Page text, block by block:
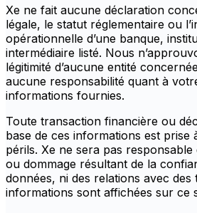
Xe ne fait aucune déclaration
légale, le statut réglementaire ou
opérationnelle d’une banque,
intermédiaire listé. Nous
légitimité d’aucune entité
aucune responsabilité quant à
informations fournies.
Toute transaction financière ou
base de ces informations est prise
périls. Xe ne sera pas
ou dommage résultant de la
données, ni des relations avec des
informations sont affichées sur ce